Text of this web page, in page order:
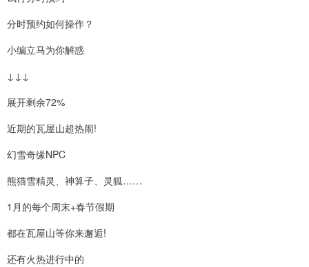
分时预约如何操作？
小编立马为你解惑
↓↓↓
展开剩余72%
近期的瓦屋山超热闹!
幻雪奇缘NPC
熊猫雪精灵、神算子、灵狐……
1月的每个周末+春节假期
都在瓦屋山等你来邂逅!
还有火热进行中的